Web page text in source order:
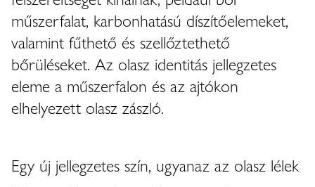
műszerfalat, karbonhatású díszítőelemeket,
valamint fűthető és szellőztethető
bőrüléseket. Az olasz identitás jellegzetes
eleme a műszerfalon és az ajtókon
elhelyezett olasz zászló.
Egy új jellegzetes szín, ugyanaz az olasz lélek